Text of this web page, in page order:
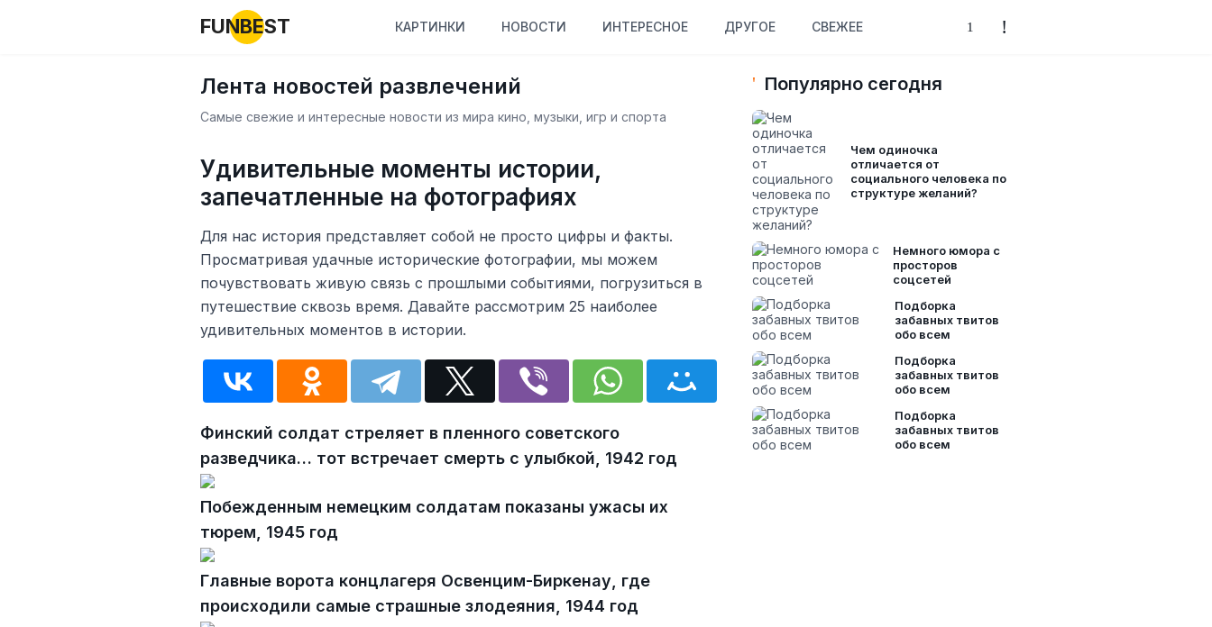
FUNBEST КАРТИНКИ НОВОСТИ ИНТЕРЕСНОЕ ДРУГОЕ СВЕЖЕЕ
Лента новостей развлечений
Самые свежие и интересные новости из мира кино, музыки, игр и спорта
Удивительные моменты истории,
запечатленные на фотографиях
Для нас история представляет собой не просто цифры и факты.
Просматривая удачные исторические фотографии, мы можем
почувствовать живую связь с прошлыми событиями, погрузиться в
путешествие сквозь время. Давайте рассмотрим 25 наиболее
удивительных моментов в истории.
Финский солдат стреляет в пленного советского
разведчика… тот встречает смерть с улыбкой, 1942 год
Побежденным немецким солдатам показаны ужасы их
тюрем, 1945 год
Главные ворота концлагеря Освенцим-Биркенау, где
происходили самые страшные злодеяния, 1944 год
Популярно сегодня
Чем одиночка
отличается от
социального человека по
структуре желаний?
Немного юмора с
просторов
соцсетей
Подборка
забавных твитов
обо всем
Подборка
забавных твитов
обо всем
Подборка
забавных твитов
обо всем